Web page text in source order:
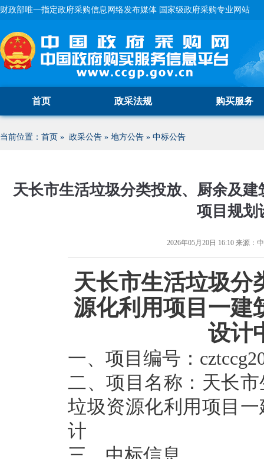
财政部唯一指定政府采购信息网络发布媒体 国家级政府采购专业网站
首页 政采法规 购买服务
当前位置： 首页 » 政采公告 » 地方公告 » 中标公告
天长市生活垃圾分类投放、厨余及
项目规划
2026年05月20日 16:10来源：
天长市生活垃圾分
源化利用项目一建
设计
一、 项目编号：
二、项目名称： 天长
垃圾资源化利用项目
计